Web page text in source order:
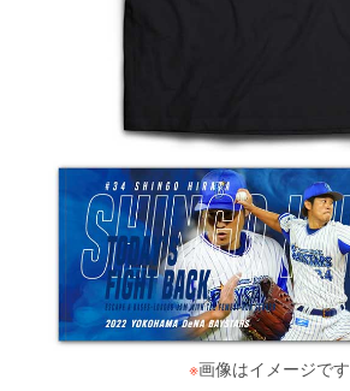
※画像はイメージです